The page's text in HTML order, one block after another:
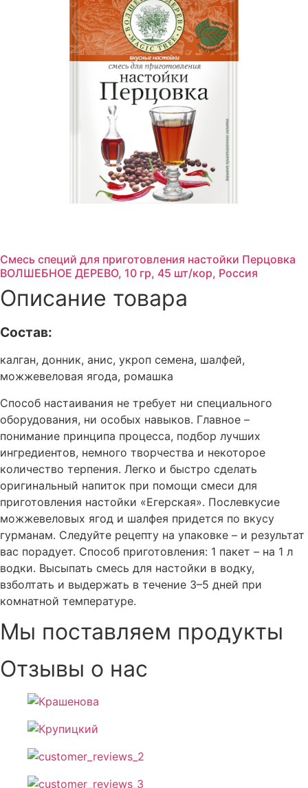
Смесь специй для приготовления настойки Перцовка
ВОЛШЕБНОЕ ДЕРЕВО, 10 гр, 45 шт/кор, Россия
Описание товара
Состав:
калган, донник, анис, укроп семена, шалфей,
можжевеловая ягода, ромашка
Способ настаивания не требует ни специального
оборудования, ни особых навыков. Главное –
понимание принципа процесса, подбор лучших
ингредиентов, немного творчества и некоторое
количество терпения. Легко и быстро сделать
оригинальный напиток при помощи смеси для
приготовления настойки «Егерская». Послевкусие
можжевеловых ягод и шалфея придется по вкусу
гурманам. Следуйте рецепту на упаковке – и результат
вас порадует. Способ приготовления: 1 пакет – на 1 л
водки. Высыпать смесь для настойки в водку,
взболтать и выдержать в течение 3–5 дней при
комнатной температуре.
Мы поставляем продукты
Отзывы о нас